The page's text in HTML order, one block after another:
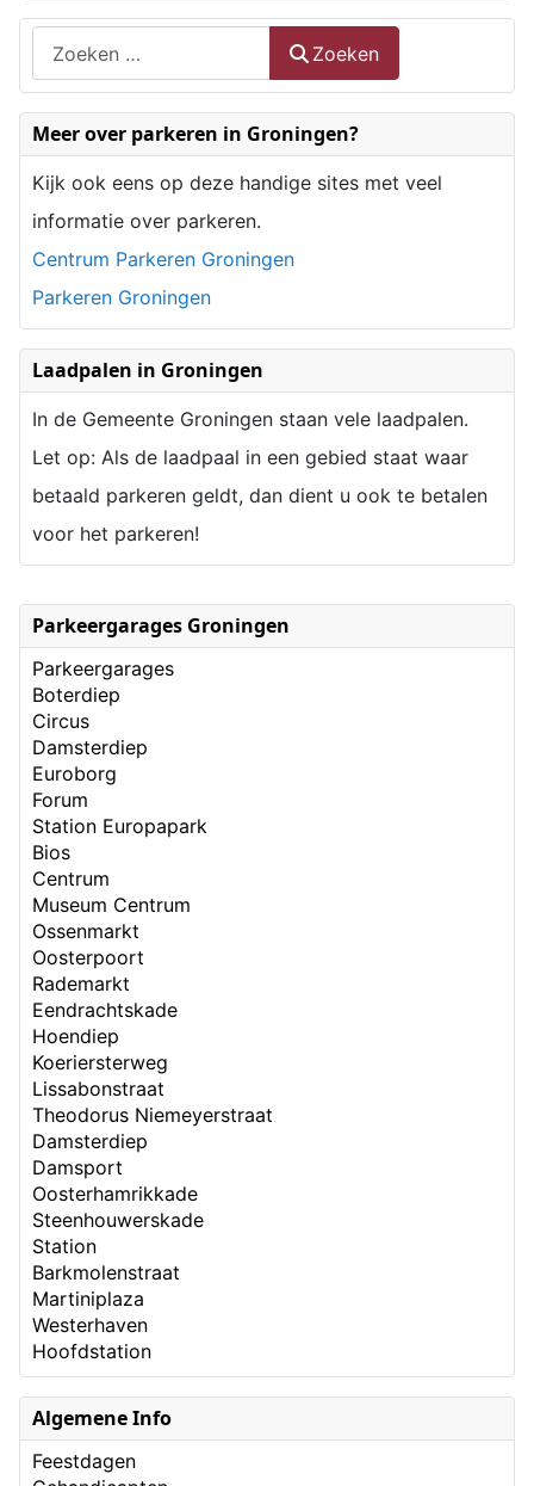
Parkeergarages Groningen
Parkeergarages
Boterdiep
Circus
Damsterdiep
Euroborg
Forum
Station Europapark
Bios
Centrum
Museum Centrum
Ossenmarkt
Oosterpoort
Rademarkt
Eendrachtskade
Hoendiep
Koeriersterweg
Lissabonstraat
Theodorus Niemeyerstraat
Damsterdiep
Damsport
Oosterhamrikkade
Steenhouwerskade
Station
Barkmolenstraat
Martiniplaza
Westerhaven
Hoofdstation
Algemene Info
Feestdagen
Zoeken
Type 2 or more characters for results.
Zoeken
Meer over parkeren in Groningen?
Kijk ook eens op deze handige sites met veel
informatie over parkeren.
Centrum Parkeren Groningen
Parkeren Groningen
Laadpalen in Groningen
In de Gemeente Groningen staan vele laadpalen.
Let op: Als de laadpaal in een gebied staat waar
betaald parkeren geldt, dan dient u ook te betalen
voor het parkeren!